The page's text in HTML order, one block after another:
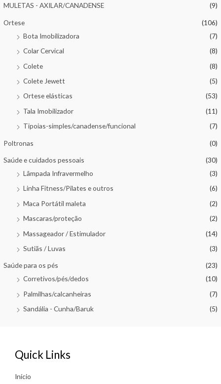
MULETAS - AXILAR/CANADENSE (9)
Ortese
(106)
Bota Imobilizadora
(7)
Colar Cervical
(8)
Colete
(8)
Colete Jewett
(5)
Ortese elásticas
(53)
Tala Imobilizador
(11)
Tipoias-simples/canadense/funcional
(7)
Poltronas (0)
Saúde e cuidados pessoais
(30)
Lâmpada Infravermelho
(3)
Linha Fitness/Pilates e outros
(6)
Maca Portátil maleta
(2)
Mascaras/proteção
(2)
Massageador / Estimulador
(14)
Sutiãs / Luvas
(3)
Saúde para os pés
(23)
Corretivos/pés/dedos
(10)
Palmilhas/calcanheiras
(7)
Sandália - Cunha/Baruk
(5)
Quick Links
Início